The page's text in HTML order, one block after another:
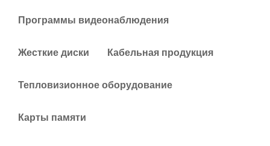
Программы видеонаблюдения
Жесткие диски Кабельная продукция
Тепловизионное оборудование
Карты памяти